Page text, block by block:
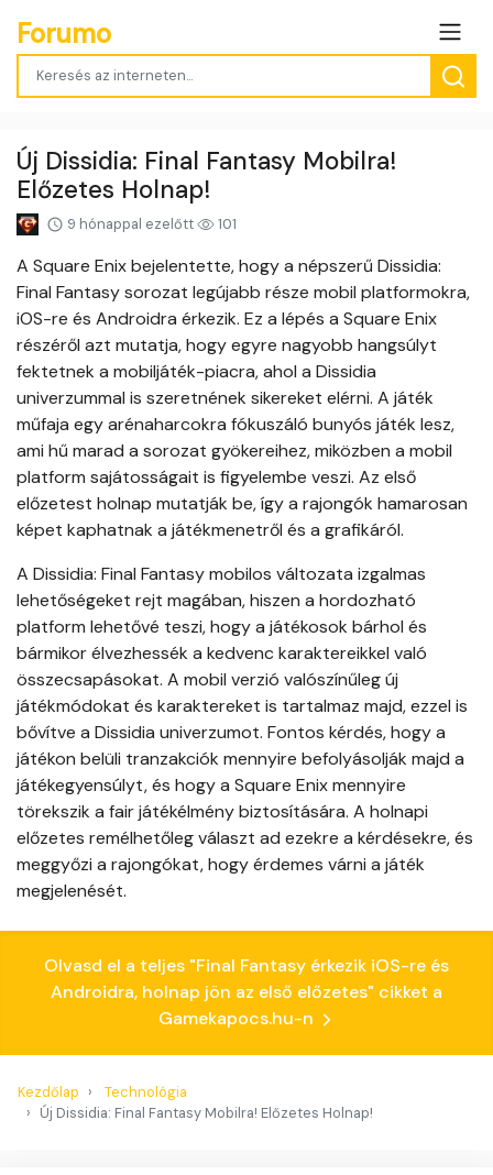
Forumo
Új Dissidia: Final Fantasy Mobilra!
Előzetes Holnap!
9 hónappal ezelőtt 101
A Square Enix bejelentette, hogy a népszerű Dissidia:
Final Fantasy sorozat legújabb része mobil platformokra,
iOS-re és Androidra érkezik. Ez a lépés a Square Enix
részéről azt mutatja, hogy egyre nagyobb hangsúlyt
fektetnek a mobiljáték-piacra, ahol a Dissidia
univerzummal is szeretnének sikereket elérni. A játék
műfaja egy arénaharcokra fókuszáló bunyós játék lesz,
ami hű marad a sorozat gyökereihez, miközben a mobil
platform sajátosságait is figyelembe veszi. Az első
előzetest holnap mutatják be, így a rajongók hamarosan
képet kaphatnak a játékmenetről és a grafikáról.
A Dissidia: Final Fantasy mobilos változata izgalmas
lehetőségeket rejt magában, hiszen a hordozható
platform lehetővé teszi, hogy a játékosok bárhol és
bármikor élvezhessék a kedvenc karaktereikkel való
összecsapásokat. A mobil verzió valószínűleg új
játékmódokat és karaktereket is tartalmaz majd, ezzel is
bővítve a Dissidia univerzumot. Fontos kérdés, hogy a
játékon belüli tranzakciók mennyire befolyásolják majd a
játékegyensúlyt, és hogy a Square Enix mennyire
törekszik a fair játékélmény biztosítására. A holnapi
előzetes remélhetőleg választ ad ezekre a kérdésekre, és
meggyőzi a rajongókat, hogy érdemes várni a játék
megjelenését.
Olvasd el a teljes "Final Fantasy érkezik iOS-re és
Androidra, holnap jön az első előzetes" cikket a
Gamekapocs.hu-n
Kezdőlap
Technológia
Új Dissidia: Final Fantasy Mobilra! Előzetes Holnap!